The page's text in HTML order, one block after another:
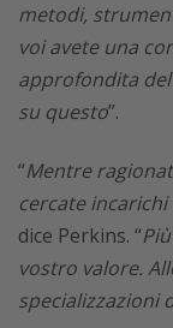
metodi,
voi avete una
approfondita
su questo”.
“Mentre
cercate
dice Perkins. “
vostro valore.
specializzazioni